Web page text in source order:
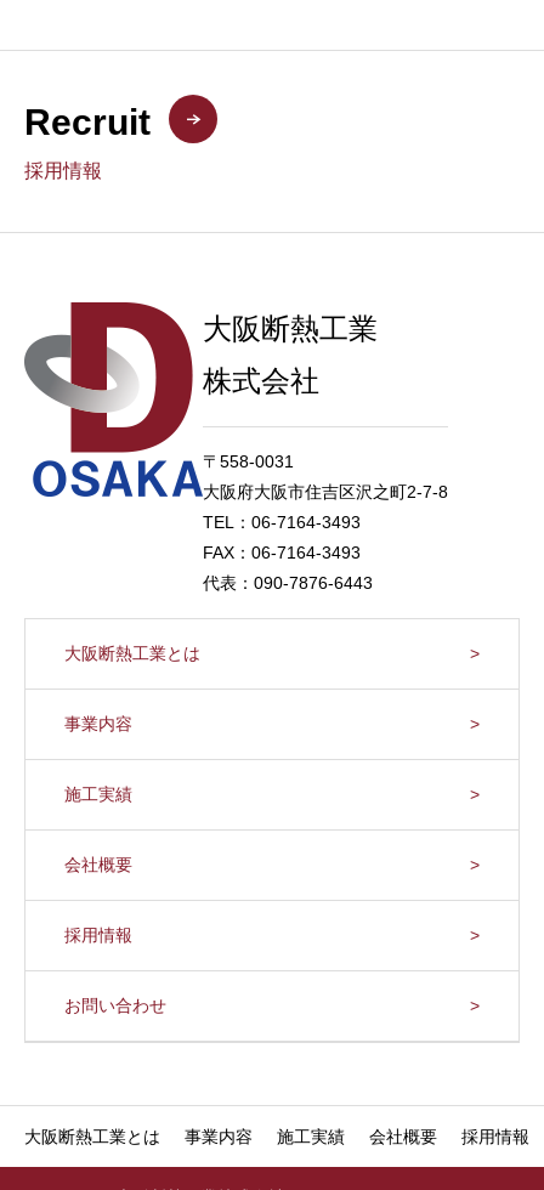
Recruit
採用情報
大阪断熱工業
株式会社
〒558-0031
大阪府大阪市住吉区沢之町2-7-8
TEL：06-7164-3493
FAX：06-7164-3493
代表：090-7876-6443
大阪断熱工業とは
事業内容
施工実績
会社概要
採用情報
お問い合わせ
大阪断熱工業とは 事業内容 施工実績 会社概要 採用情報